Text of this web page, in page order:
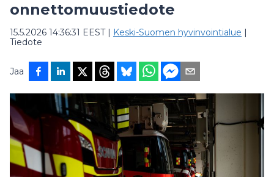
onnettomuustiedote
15.5.2026 14:36:31 EEST| Keski-Suomen hyvinvointialue |
Tiedote
Jaa